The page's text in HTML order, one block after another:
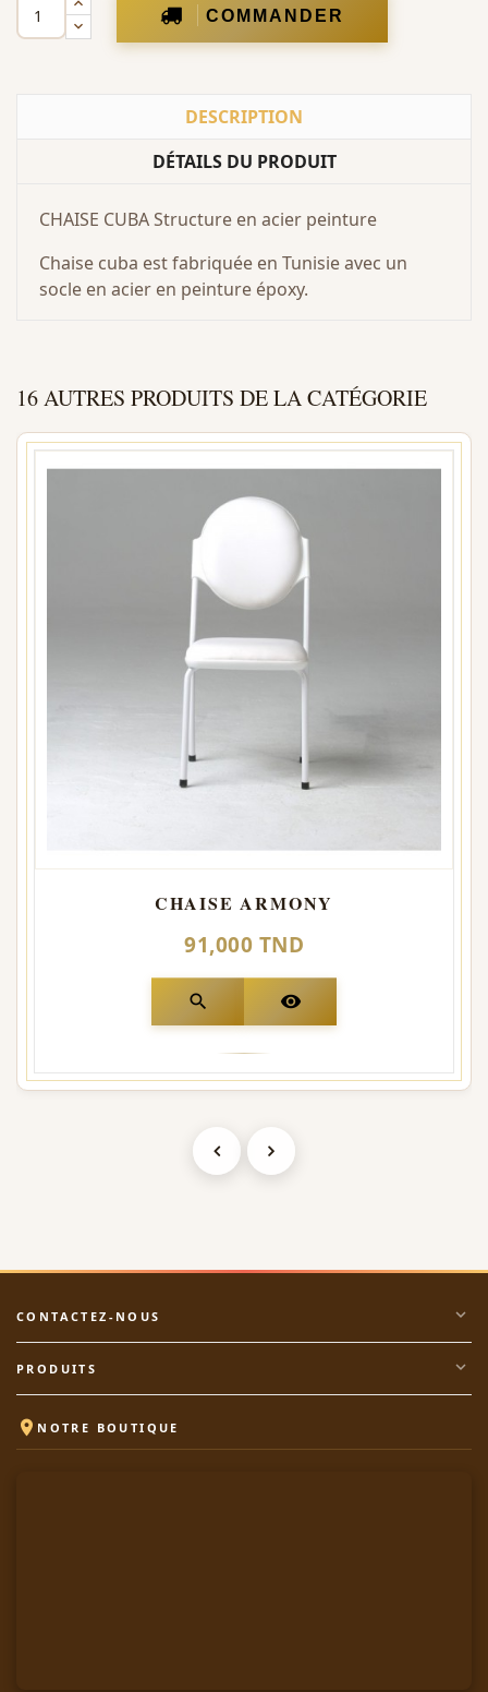
COMMANDER
DESCRIPTION
DÉTAILS DU PRODUIT
CHAISE CUBA Structure en acier peinture
Chaise cuba est fabriquée en Tunisie avec un
socle en acier en peinture époxy.
16 AUTRES PRODUITS DE LA CATÉGORIE
CHAISE ARMONY
91,000 TND
search visibility
CONTACTEZ-NOUS expand_more
PRODUITS expand_more
 NOTRE BOUTIQUE